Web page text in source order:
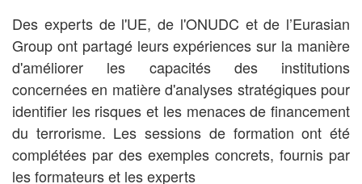
Des experts de l'UE, de l'ONUDC et de l’Eurasian
Group ont partagé leurs expériences sur la manière
d'améliorer les capacités des institutions
concernées en matière d'analyses stratégiques pour
identifier les risques et les menaces de financement
du terrorisme. Les sessions de formation ont été
complétées par des exemples concrets, fournis par
les formateurs et les experts